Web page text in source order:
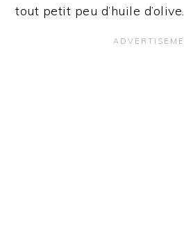
tout petit peu d’huile d’olive.